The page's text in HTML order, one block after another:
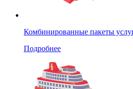
Комбинированные пакеты
Подробнее